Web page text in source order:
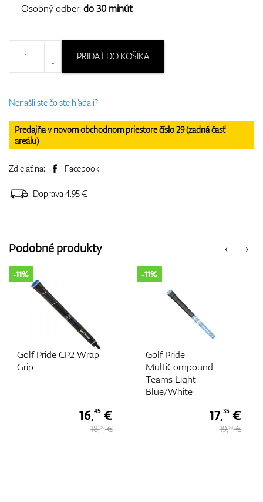
Osobný odber:do 30 minút
+
-
PRIDAŤ DO KOŠÍKA
Nenašli ste čo ste hľadali?
Predajňa v novom obchodnom priestore číslo 29 (zadná časť
areálu)
Zdieľať na: Facebook
Doprava 4.95 €
‹
Podobné produkty ›
Golf Pride
MultiCompound
Blue/Black Midsize